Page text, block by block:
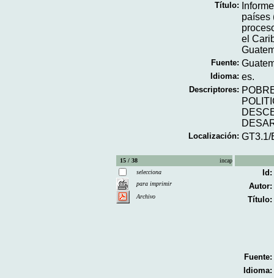
Título:
países
el
Fuente:
Idioma: es.
Descriptores:
Localización: GT3.1/
15 / 38
incap
selecciona
para imprimir
Archivo
Id:
Autor:
Título:
Fuente:
Idioma: